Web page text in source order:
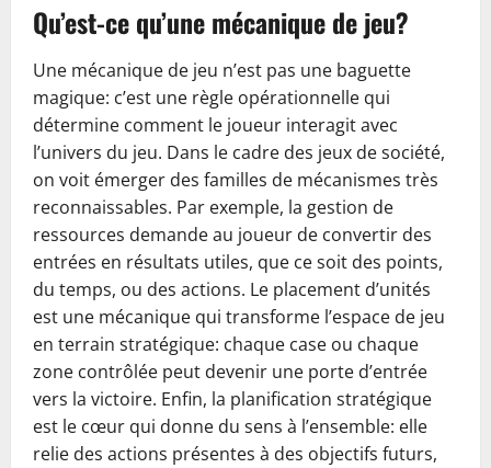
Qu’est-ce qu’une mécanique de jeu?
Une mécanique de jeu n’est pas une baguette
magique: c’est une règle opérationnelle qui
détermine comment le joueur interagit avec
l’univers du jeu. Dans le cadre des jeux de société,
on voit émerger des familles de mécanismes très
reconnaissables. Par exemple, la gestion de
ressources demande au joueur de convertir des
entrées en résultats utiles, que ce soit des points,
du temps, ou des actions. Le placement d’unités
est une mécanique qui transforme l’espace de jeu
en terrain stratégique: chaque case ou chaque
zone contrôlée peut devenir une porte d’entrée
vers la victoire. Enfin, la planification stratégique
est le cœur qui donne du sens à l’ensemble: elle
relie des actions présentes à des objectifs futurs,